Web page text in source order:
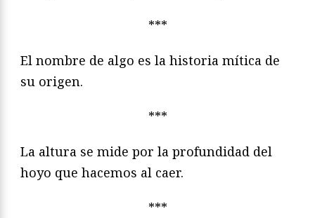
***
El nombre de algo es la historia mítica de
su origen.
***
La altura se mide por la profundidad del
hoyo que hacemos al caer.
***